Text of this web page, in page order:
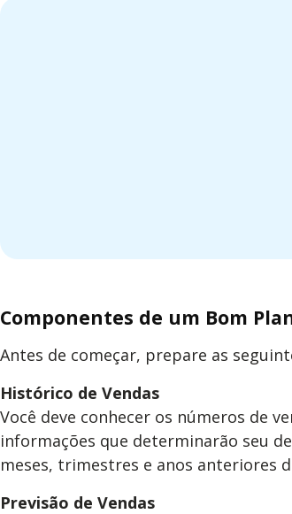
Componentes de um Bom
Antes de começar, prepare as
Histórico de Vendas
Você deve conhecer os números de
informações que determinarão seu
meses, trimestres e anos anteriores
Previsão de Vendas